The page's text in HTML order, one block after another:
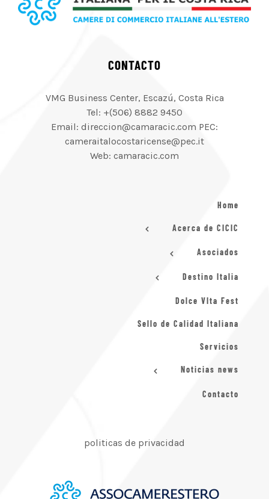
CONTACTO
VMG Business Center, Escazú, Costa Rica
Tel: +(506) 8882 9450
Email: direccion@camaracic.com PEC:
cameraitalocostaricense@pec.it
Web: camaracic.com
Home
Acerca de CICIC
Asociados
Destino Italia
Dolce VIta Fest
Sello de Calidad Italiana
Servicios
Noticias news
Contacto
politicas de privacidad